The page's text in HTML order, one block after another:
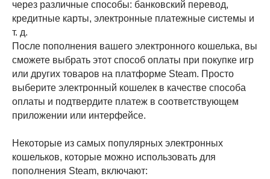
через различные способы: банковский перевод,
кредитные карты, электронные платежные системы и
т. д.
После пополнения вашего электронного кошелька, вы
сможете выбрать этот способ оплаты при покупке игр
или других товаров на платформе Steam. Просто
выберите электронный кошелек в качестве способа
оплаты и подтвердите платеж в соответствующем
приложении или интерфейсе.
Некоторые из самых популярных электронных
кошельков, которые можно использовать для
пополнения Steam, включают: